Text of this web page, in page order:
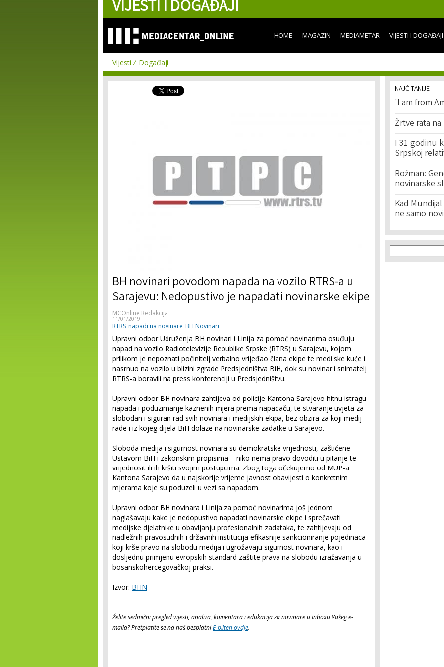
content
VIJESTI I DOGAĐAJI
HOME MAGAZIN MEDIAMETAR VIJESTI I DOGAĐAJI
Vijesti Događaji
BH novinari povodom napada na vozilo RTRS-a u
Sarajevu: Nedopustivo je napadati novinarske ekipe
MCOnline Redakcija
11/01/2019
RTRS napadi na novinare BH Novinari
Upravni odbor Udruženja BH novinari i Linija za pomoć novinarima osuđuju
napad na vozilo Radiotelevizije Republike Srpske (RTRS) u Sarajevu, kojom
prilikom je nepoznati počinitelj verbalno vrijeđao člana ekipe te medijske kuće i
nasrnuo na vozilo u blizini zgrade Predsjedništva BiH, dok su novinar i snimatelj
RTRS-a boravili na press konferenciji u Predsjedništvu.
Upravni odbor BH novinara zahtijeva od policije Kantona Sarajevo hitnu istragu
napada i poduzimanje kaznenih mjera prema napadaču, te stvaranje uvjeta za
slobodan i siguran rad svih novinara i medijskih ekipa, bez obzira za koji medij
rade i iz kojeg dijela BiH dolaze na novinarske zadatke u Sarajevo.
Sloboda medija i sigurnost novinara su demokratske vrijednosti, zaštićene
Ustavom BiH i zakonskim propisima – niko nema pravo dovoditi u pitanje te
vrijednosit ili ih kršiti svojim postupcima. Zbog toga očekujemo od MUP-a
Kantona Sarajevo da u najskorije vrijeme javnost obavijesti o konkretnim
mjerama koje su poduzeli u vezi sa napadom.
Upravni odbor BH novinara i Linija za pomoć novinarima još jednom
naglašavaju kako je nedopustivo napadati novinarske ekipe i sprečavati
medijske djelatnike u obavljanju profesionalnih zadataka, te zahtijevaju od
nadležnih pravosudnih i državnih institucija efikasnije sankcioniranje pojedinaca
koji krše pravo na slobodu medija i ugrožavaju sigurnost novinara, kao i
dosljednu primjenu evropskih standard zaštite prava na slobodu izražavanja u
bosanskohercegovačkoj praksi.
Izvor: BHN
Želite sedmični pregled vijesti, analiza, komentara i edukacija za novinare u Inboxu Vašeg e-
maila? Pretplatite se na naš besplatniE-bilten ovdje.
NAJČITANIJE
'I am from
Žrtve rata
I 31 godinu
Srpskoj
Rožman:
novinarske
Kad
ne samo
Search
Search